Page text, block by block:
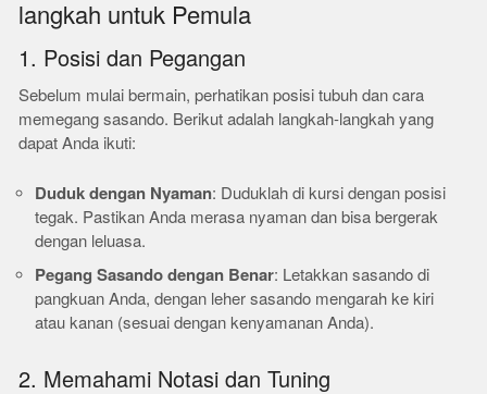
langkah untuk Pemula
1. Posisi dan Pegangan
Sebelum mulai bermain, perhatikan posisi tubuh dan cara
memegang sasando. Berikut adalah langkah-langkah yang
dapat Anda ikuti:
Duduk dengan Nyaman: Duduklah di kursi dengan posisi
tegak. Pastikan Anda merasa nyaman dan bisa bergerak
dengan leluasa.
Pegang Sasando dengan Benar: Letakkan sasando di
pangkuan Anda, dengan leher sasando mengarah ke kiri
atau kanan (sesuai dengan kenyamanan Anda).
2. Memahami Notasi dan Tuning